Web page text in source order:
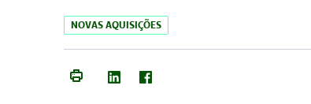
NOVAS AQUISIÇÕES